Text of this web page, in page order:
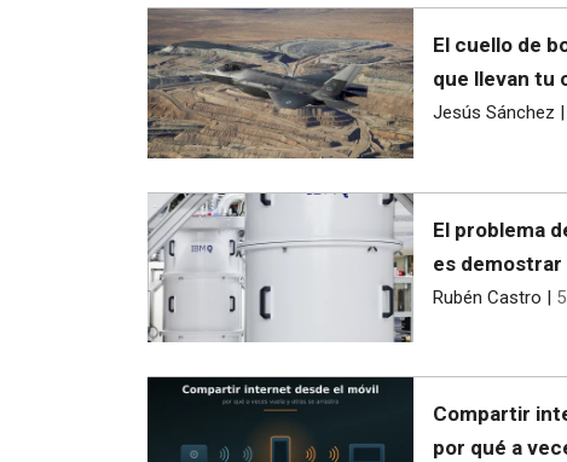
El cuello de
que llevan tu
Jesús Sánchez |
El problema
es demostrar
Rubén Castro |
Compartir
por qué a